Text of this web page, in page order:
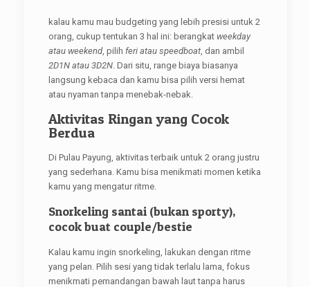
kalau kamu mau budgeting yang lebih presisi untuk 2
orang, cukup tentukan 3 hal ini: berangkat weekday
atau weekend, pilih feri atau speedboat, dan ambil
2D1N atau 3D2N. Dari situ, range biaya biasanya
langsung kebaca dan kamu bisa pilih versi hemat
atau nyaman tanpa menebak-nebak.
Aktivitas Ringan yang Cocok
Berdua
Di Pulau Payung, aktivitas terbaik untuk 2 orang justru
yang sederhana. Kamu bisa menikmati momen ketika
kamu yang mengatur ritme.
Snorkeling santai (bukan sporty),
cocok buat couple/bestie
Kalau kamu ingin snorkeling, lakukan dengan ritme
yang pelan. Pilih sesi yang tidak terlalu lama, fokus
menikmati pemandangan bawah laut tanpa harus